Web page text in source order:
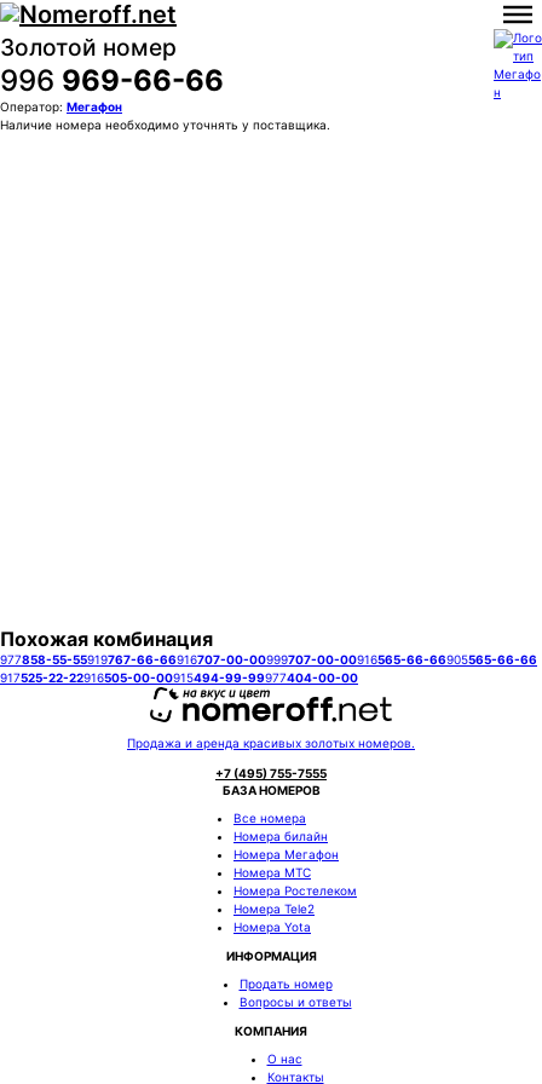
Золотой номер
996 969-66-66
Оператор: Мегафон
Наличие номера необходимо уточнять у поставщика.
Похожая комбинация
977858-55-55919767-66-66916707-00-00999707-00-00916565-66-66905565-66-66
917525-22-22916505-00-00915494-99-99977404-00-00
Продажа и аренда красивых золотых номеров.
+7 (495) 755-7555
БАЗА НОМЕРОВ
Все номера
Номера билайн
Номера Мегафон
Номера МТС
Номера Ростелеком
Номера Tele2
Номера Yota
ИНФОРМАЦИЯ
Продать номер
Вопросы и ответы
КОМПАНИЯ
О нас
Контакты